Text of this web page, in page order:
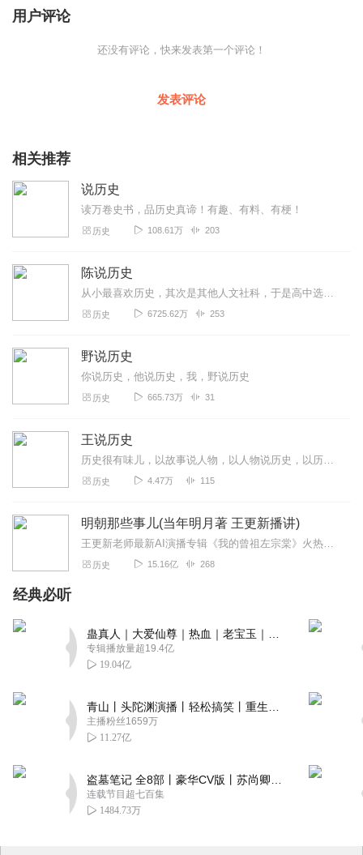
用户评论
还没有评论，快来发表第一个评论！
发表评论
相关推荐
说历史
读万卷史书，品历史真谛！有趣、有料、有梗！
历史 108.61万 203
陈说历史
从小最喜欢历史，其次是其他人文社科，于是高中选了文科，本科学了政治，研究生学了历史。读书多，思考多，但是懒，懒得写文章，懒得给别人讲，导致输入多，输出少。因此，...
历史 6725.62万 253
野说历史
你说历史，他说历史，我，野说历史
历史 665.73万 31
王说历史
历史很有味儿，以故事说人物，以人物说历史，以历史说文化！想要更多了解历史背后的故事，就请关注，订阅我吧！
历史 4.47万 115
明朝那些事儿(当年明月著 王更新播讲)
王更新老师最新AI演播专辑《我的曾祖左宗棠》火热更新中！从曾孙视角看帝国脊梁左宗棠的B面人生！【大咖推荐】明月的写作不仅笔锋活泼幽默，而且加进了自己的感悟，这就...
历史 15.16亿 268
经典必听
专辑播放量超19.4亿
19.04亿
主播粉丝1659万
11.27亿
连载节目超七百集
1484.73万